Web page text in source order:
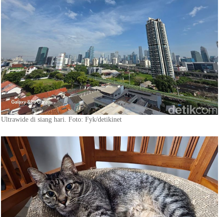
Ultrawide di siang hari. Foto: Fyk/detikinet